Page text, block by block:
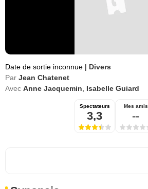
Date de sortie inconnue | Divers
Par Jean Chatenet
Avec Anne Jacquemin Isabelle Guiard
Spectateurs
3,3
Mes amis
--